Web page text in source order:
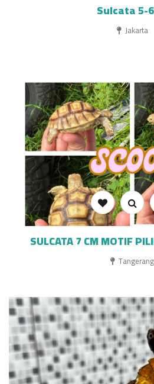
Sulcata 5-
Jakarta
SULCATA 7 CM MOTIF
Tangerang